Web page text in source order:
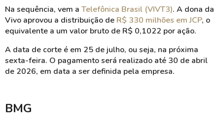
Na sequência, vem a Telefônica Brasil (VIVT3). A dona da
Vivo aprovou a distribuição de R$ 330 milhões em JCP, o
equivalente a um valor bruto de R$ 0,1022 por ação.
A data de corte é em 25 de julho, ou seja, na próxima
sexta-feira. O pagamento será realizado até 30 de abril
de 2026, em data a ser definida pela empresa.
BMG